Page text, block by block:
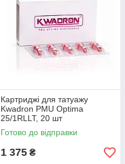
Картриджі для татуажу
Kwadron PMU Optima
25/1RLLT, 20 шт
Готово до відправки
1 375 ₴